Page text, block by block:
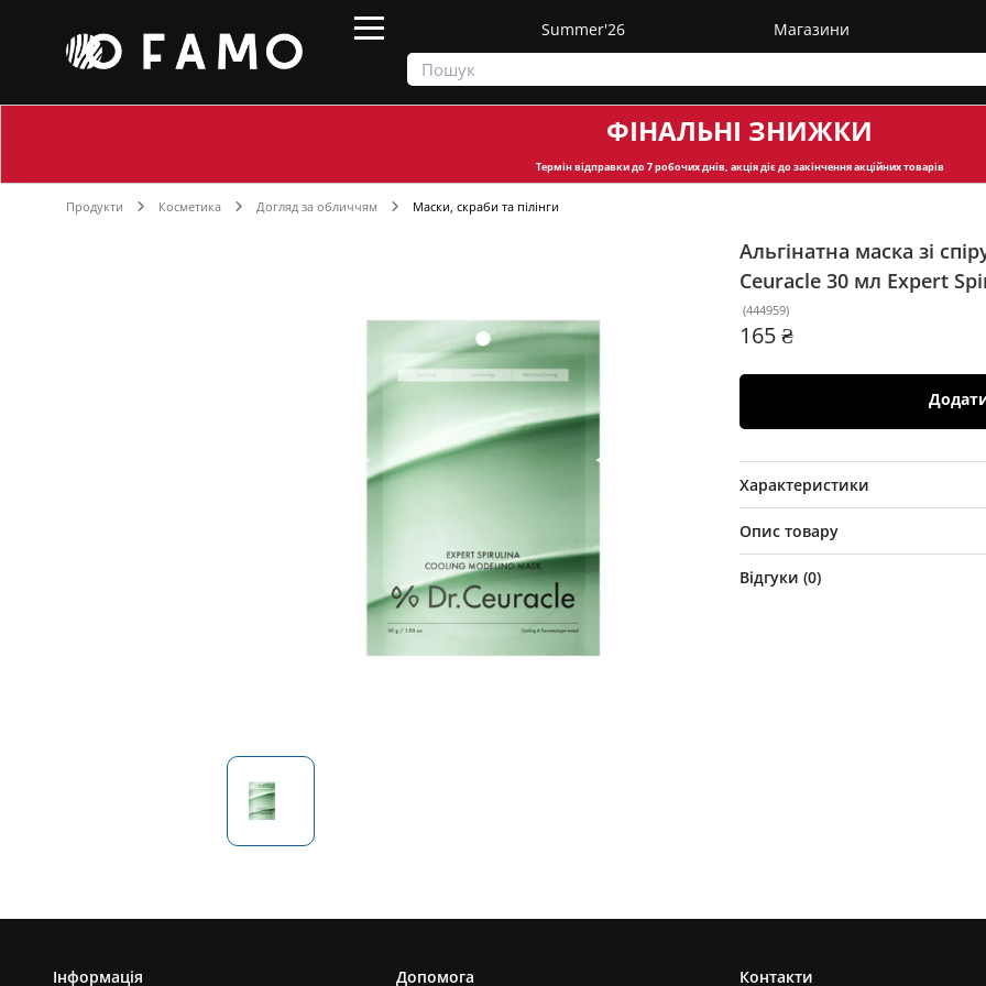
Summer'26 Магазини
ФІНАЛЬНІ ЗНИЖКИ
Термін відправкидо 7 робочих днів, акція діє до закінчення акційних товарів
Продукти Косметика Догляд за обличчям Маски, скраби та пілінги
Альгінатна маска зі
Ceuracle 30 мл Expert
(444959)
165 ₴
Характеристики
Опис товару
Відгуки (0)
Інформація Допомога Контакти